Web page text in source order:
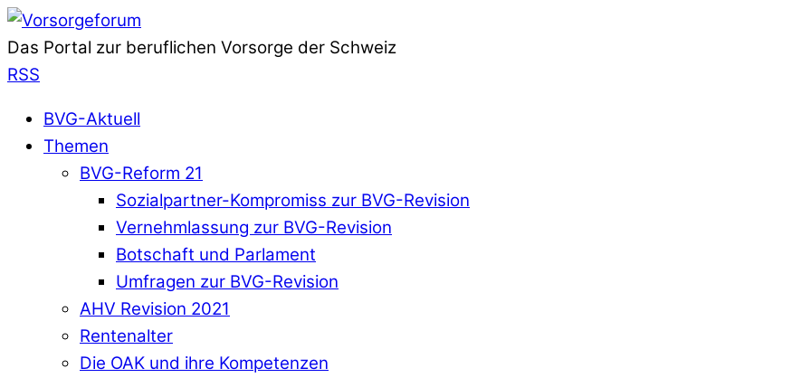
Das Portal zur beruflichen Vorsorge der Schweiz
RSS
BVG-Aktuell
Themen
BVG-Reform 21
Sozialpartner-Kompromiss zur BVG-Revision
Vernehmlassung zur BVG-Revision
Botschaft und Parlament
Umfragen zur BVG-Revision
AHV Revision 2021
Rentenalter
Die OAK und ihre Kompetenzen